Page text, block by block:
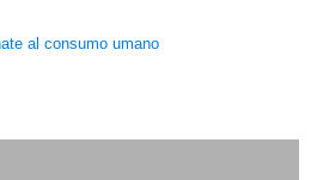
al consumo umano